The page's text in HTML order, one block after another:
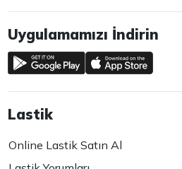
Uygulamamızı İndirin
Lastik
Online Lastik Satın Al